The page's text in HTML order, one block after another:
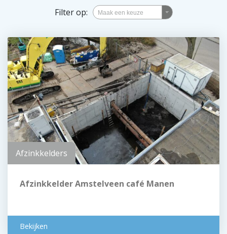
Filter op:
Afzinkkelders
Afzinkkelder Amstelveen café Manen
Bekijken